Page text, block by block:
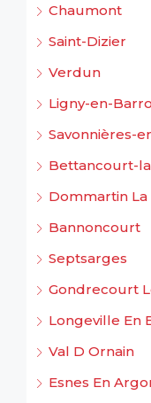
Chaumont
Saint-Dizier
Verdun
Ligny-en-
Savonnières-
Bettancourt-
Dommartin
Bannoncourt
Septsarges
Gondrecourt
Longeville En
Val D Ornain
Esnes En